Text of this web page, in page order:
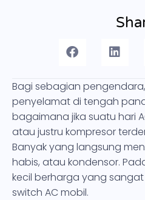
Bagi sebagian
penyelamat di tengah
bagaimana jika suatu hari
atau justru kompresor
Banyak yang langsung
habis, atau kondensor.
kecil berharga yang
switch AC mobil.